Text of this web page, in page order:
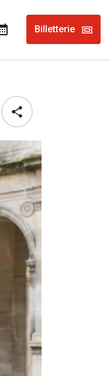
Billetterie
Share